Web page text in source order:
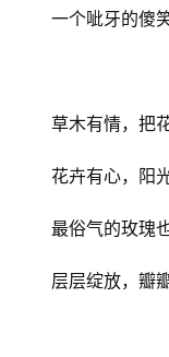
一个呲牙的傻
草木有情，把
花卉有心，阳
最俗气的玫瑰
层层绽放，瓣